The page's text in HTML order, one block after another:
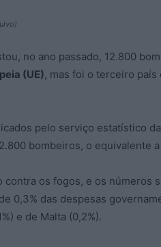
no ano passado, 12.800
(UE), mas foi o terceiro
pelo serviço estatístico
bombeiros, o equivalente
contra os fogos, e os números
0,3% das despesas
e de Malta (0,2%).